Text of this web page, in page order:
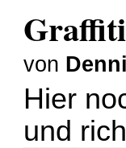
Graffiti
von
Hier
und